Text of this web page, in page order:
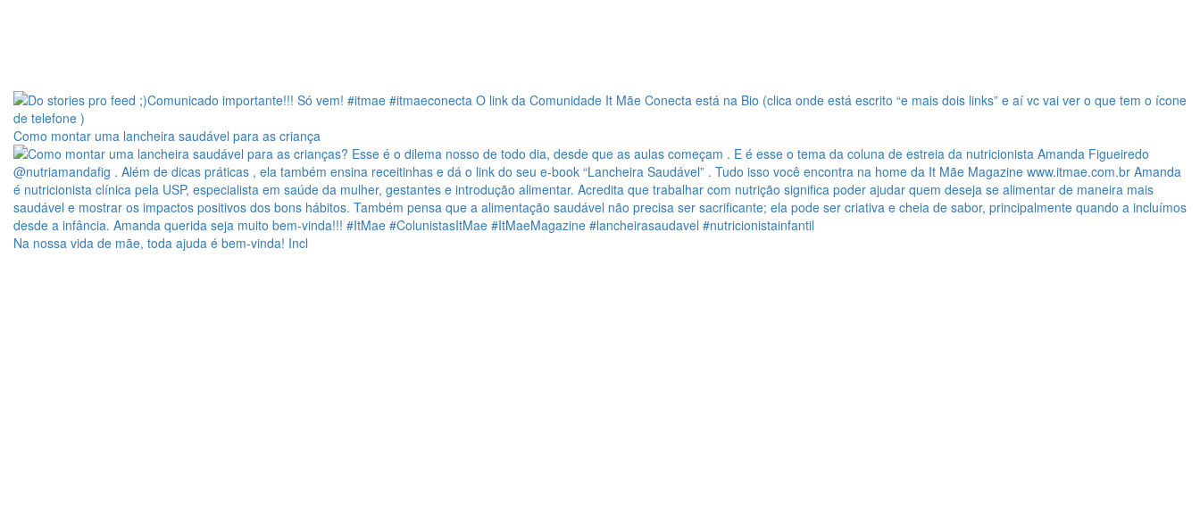
Como montar uma lancheira saudável para as criança
Na nossa vida de mãe, toda ajuda é bem-vinda! Incl